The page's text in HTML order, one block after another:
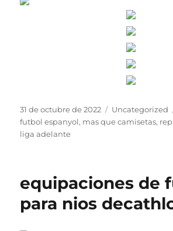
Publicado
el
31 de octubre de 2022 Categorías
Uncategorized
futbol espanyol, mas que camisetas,
liga adelante
equipaciones de
para nios